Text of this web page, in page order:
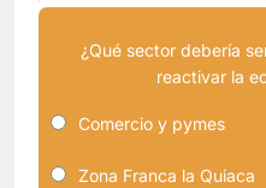
¿Qué sector debería
reactivar la
Comercio y pymes
Zona Franca la Quiaca